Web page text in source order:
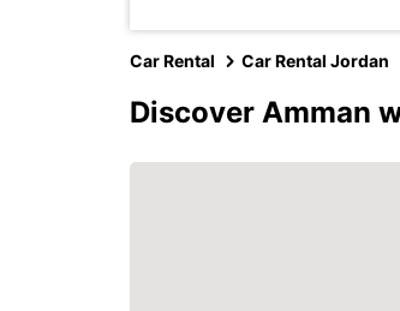
Car Rental Car Rental Jordan
Discover Amman